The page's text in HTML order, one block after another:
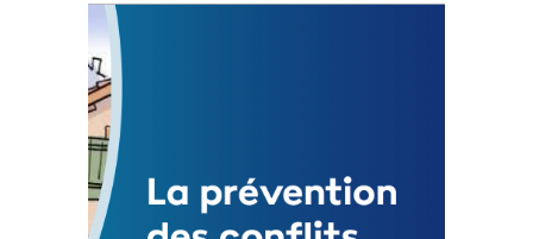
Statut de l’élu local
3 avril 2024
Mise à jour avril 2024
FEUILLETER